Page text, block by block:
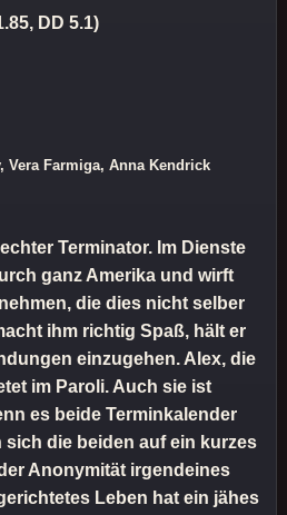
DD 5.1)
Vera Farmiga, Anna Kendrick
Terminator. Im Dienste
ganz Amerika und wirft
die dies nicht selber
ihm richtig Spaß, hält er
einzugehen. Alex, die
im Paroli. Auch sie ist
es beide Terminkalender
die beiden auf ein kurzes
Anonymität irgendeines
Leben hat ein jähes